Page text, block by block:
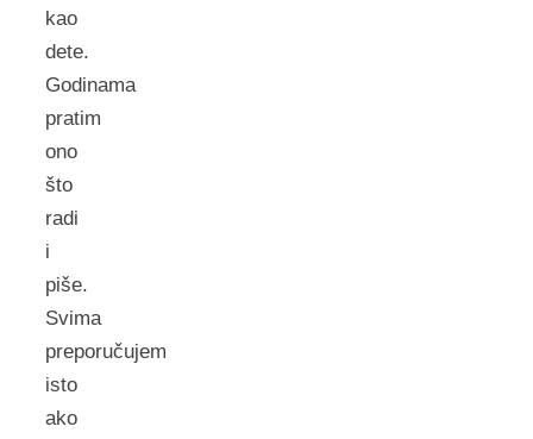
kao
dete.
Godinama
pratim
ono
što
radi
i
piše.
Svima
preporučujem
isto
ako